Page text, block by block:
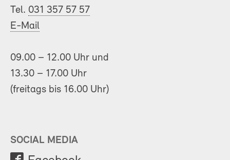
Tel. 031 357 57 57
E-Mail
09.00 – 12.00 Uhr und
13.30 – 17.00 Uhr
(freitags bis 16.00 Uhr)
SOCIAL MEDIA